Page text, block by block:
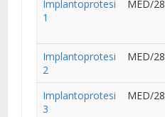
Implantoprotesi
1
MED/28
Implantoprotesi
2
MED/28
Implantoprotesi
3
MED/28